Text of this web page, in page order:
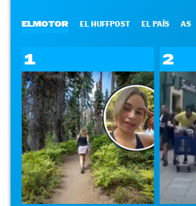
ELMOTOR EL HUFFPOST EL PAÍS AS
1 2